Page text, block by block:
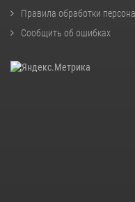
Правила обработки
Сообщить об ошибках